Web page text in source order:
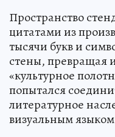
Пространство
цитатами из
тысячи букв и
стены, превращая
«культурное
попытался
литературное
визуальным